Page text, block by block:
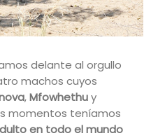
delante al orgullo
machos cuyos
,Mfowhethuy
momentos teníamos
en todo el mundo